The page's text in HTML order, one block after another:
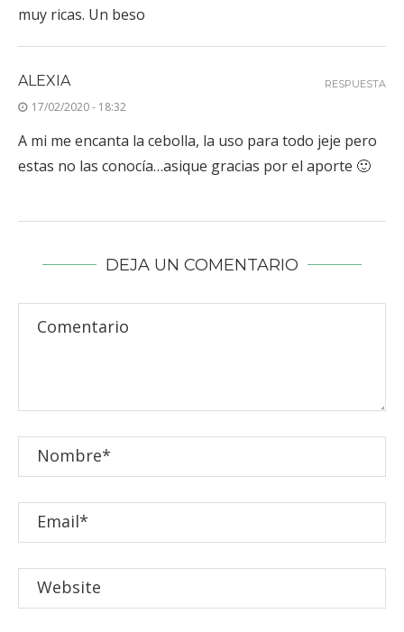
muy ricas. Un beso
ALEXIA
17/02/2020 - 18:32
A mi me encanta la cebolla, la uso para todo jeje pero
estas no las conocía…asique gracias por el aporte 🙂
RESPUESTA
DEJA UN COMENTARIO